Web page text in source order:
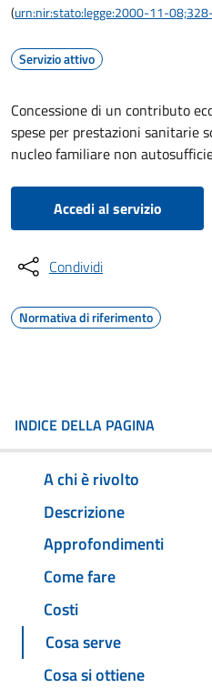
(urn:nir:stato:legge:2000-11-
Servizio attivo
Concessione di un contributo
spese per prestazioni sanitarie
nucleo familiare non
Accedi al servizio
Condividi
Normativa di riferimento
INDICE DELLA PAGINA
A chi è rivolto
Descrizione
Approfondimenti
Come fare
Costi
Cosa serve
Cosa si ottiene